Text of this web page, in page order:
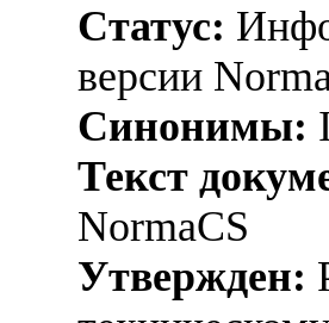
Статус:
версии
Синонимы:
Текст
NormaCS
Утвержден: